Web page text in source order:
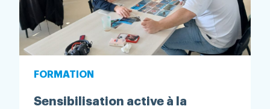
FORMATION
Sensibilisation active à la